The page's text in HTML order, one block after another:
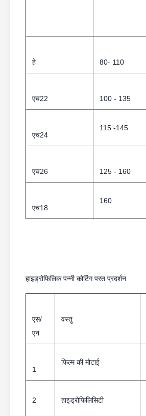
हे 80- 110
एच22 100 - 135
एच24
115 -145
एच26 125 - 160
एच18
160
हाइड्रोफिलिक पन्नी कोटिंग परत प्रदर्शन
एस/
एन
वस्तु
1
फिल्म की मोटाई
2 हाइड्रोफिलिसिटी